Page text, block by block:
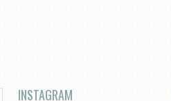
INSTAGRAM